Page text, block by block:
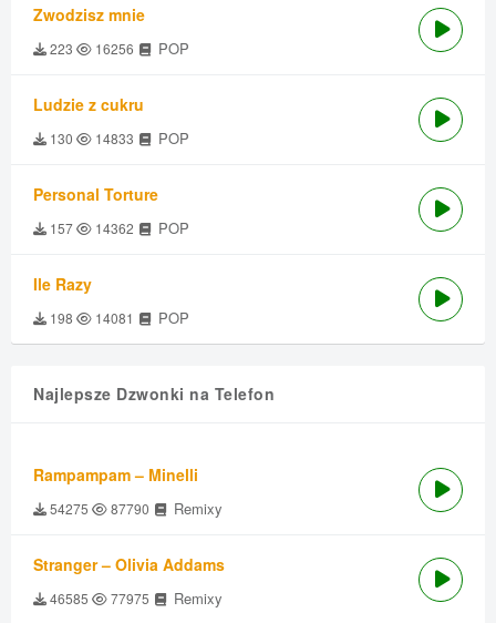
Zwodzisz mnie
223 16256 POP
Ludzie z cukru
130 14833 POP
Personal Torture
157 14362 POP
Ile Razy
198 14081 POP
Najlepsze Dzwonki na Telefon
Rampampam – Minelli
54275 87790 Remixy
Stranger – Olivia Addams
46585 77975 Remixy